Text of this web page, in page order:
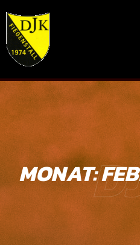
content
MONAT: